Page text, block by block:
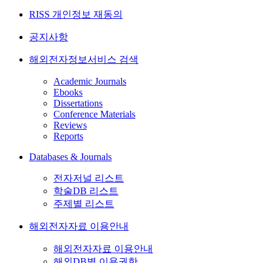
RISS 개인정보 재동의
공지사항
해외전자정보서비스 검색
Academic Journals
Ebooks
Dissertations
Conference Materials
Reviews
Reports
Databases & Journals
전자저널 리스트
학술DB 리스트
주제별 리스트
해외전자자료 이용안내
해외전자자료 이용안내